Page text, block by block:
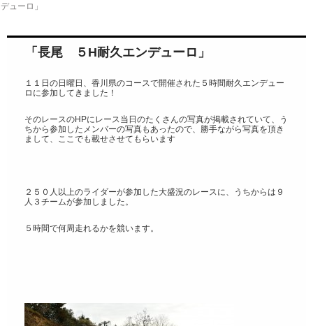
ューロ」
「長尾 ５H耐久エンデューロ」
１１日の日曜日、香川県のコースで開催された５時間耐久エンデュー
ロに参加してきました！
そのレースのHPにレース当日のたくさんの写真が掲載されていて、う
ちから参加したメンバーの写真もあったので、勝手ながら写真を頂き
まして、ここでも載せさせてもらいます
２５０人以上のライダーが参加した大盛況のレースに、うちからは９
人３チームが参加しました。
５時間で何周走れるかを競います。